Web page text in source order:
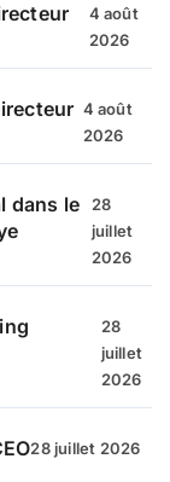
4 août
2026
4 août
2026
dans le
28
juillet
2026
28
juillet
2026
28 juillet 2026